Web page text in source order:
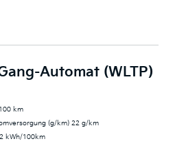
Automat (WLTP)
km
(g/km) 22 g/km
kWh/100km